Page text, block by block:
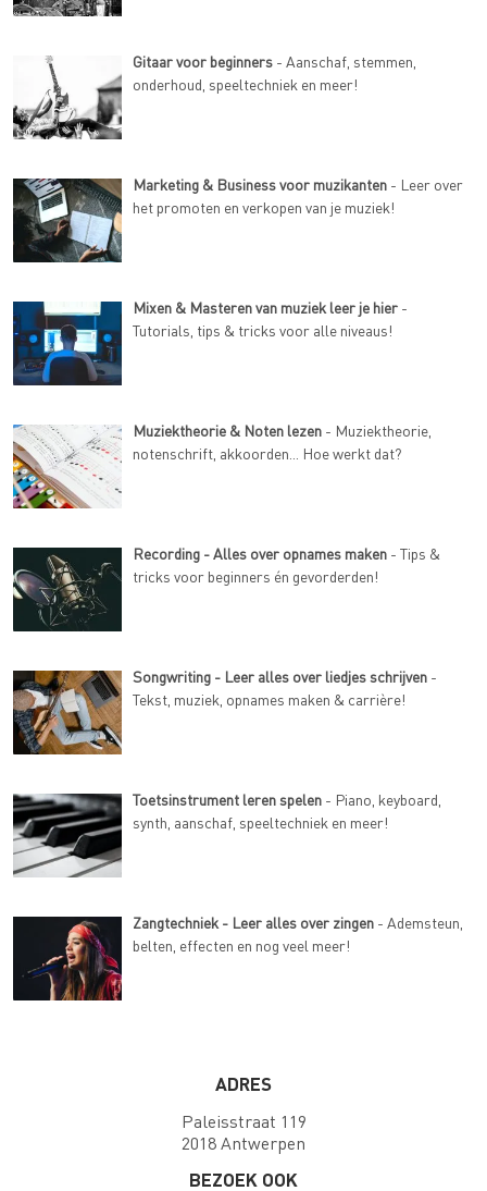
Gitaar voor beginners - Aanschaf, stemmen,
onderhoud, speeltechniek en meer!
Marketing & Business voor muzikanten - Leer over
het promoten en verkopen van je muziek!
Mixen & Masteren van muziek leer je hier -
Tutorials, tips & tricks voor alle niveaus!
Muziektheorie & Noten lezen - Muziektheorie,
notenschrift, akkoorden... Hoe werkt dat?
Recording - Alles over opnames maken - Tips &
tricks voor beginners én gevorderden!
Songwriting - Leer alles over liedjes schrijven -
Tekst, muziek, opnames maken & carrière!
Toetsinstrument leren spelen - Piano, keyboard,
synth, aanschaf, speeltechniek en meer!
Zangtechniek - Leer alles over zingen - Ademsteun,
belten, effecten en nog veel meer!
ADRES
Paleisstraat 119
2018 Antwerpen
BEZOEK OOK